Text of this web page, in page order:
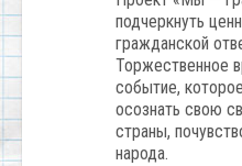
подчеркнуть
гражданской
Торжественное
событие,
осознать свою
страны,
народа.